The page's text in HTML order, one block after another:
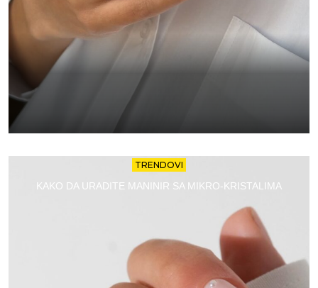
TRENDOVI
KAKO DA URADITE MANINIR SA MIKRO-KRISTALIMA